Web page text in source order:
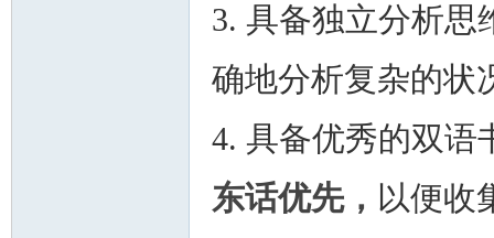
3. 具备独立分析思
确地分析复杂的状
4. 具备优秀的双语
东话优先， 以便收